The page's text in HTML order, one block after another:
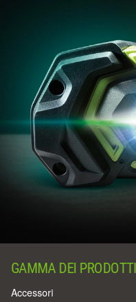
GAMMA DEI PRODOTTI
Accessori